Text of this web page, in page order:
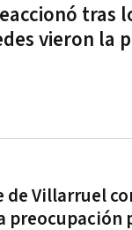
tras
vieron la
de Villarruel
preocupación